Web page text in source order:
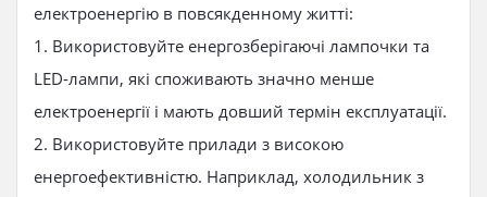
електроенергію в повсякденному житті:
1. Використовуйте енергозберігаючі лампочки та
LED-лампи, які споживають значно менше
електроенергії і мають довший термін експлуатації.
2. Використовуйте прилади з високою
енергоефективністю. Наприклад, холодильник з